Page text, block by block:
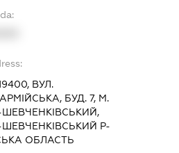
ВУЛ.
БУД. 7, М.
Р-
ОБЛАСТЬ